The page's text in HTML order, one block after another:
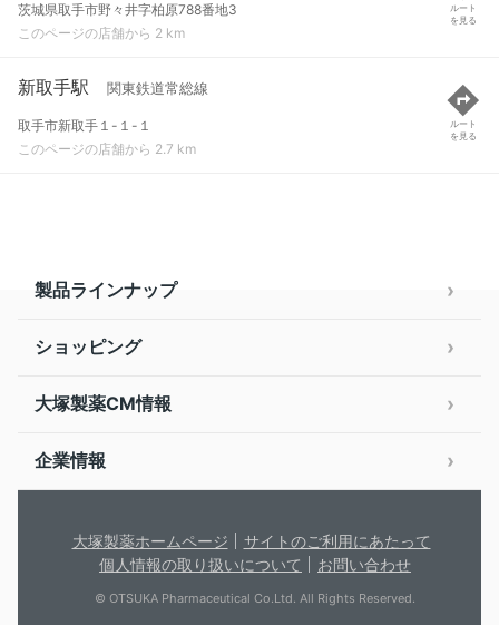
茨城県取手市野々井字柏原788番地3
このページの店舗から 2 km
ルート
を見る
新取手駅 関東鉄道常総線
取手市新取手１-１-１
このページの店舗から 2.7 km
ルート
を見る
製品ラインナップ
ショッピング
大塚製薬CM情報
企業情報
大塚製薬ホームページ
サイトのご利用にあたって
個人情報の取り扱いについて
お問い合わせ
© OTSUKA Pharmaceutical Co.Ltd. All Rights Reserved.